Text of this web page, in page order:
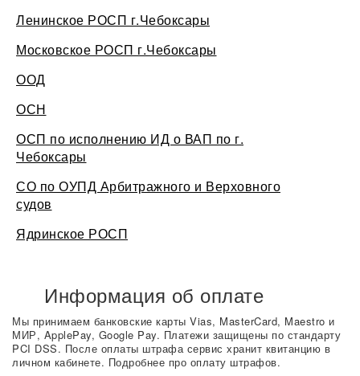
Ленинское РОСП г.Чебоксары
Московское РОСП г.Чебоксары
ООД
ОСН
ОСП по исполнению ИД о ВАП по г.
Чебоксары
СО по ОУПД Арбитражного и Верховного
судов
Ядринское РОСП
Информация об оплате
Мы принимаем банковские карты Vias, MasterCard, Maestro и
МИР, ApplePay, Google Pay. Платежи защищены по стандарту
PCI DSS. После оплаты штрафа сервис хранит квитанцию в
личном кабинете. Подробнее про оплату штрафов.